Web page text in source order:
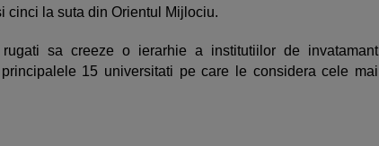
cinci la suta din Orientul Mijlociu.
sa creeze o ierarhie a institutiilor de invatamant
15 universitati pe care le considera cele mai